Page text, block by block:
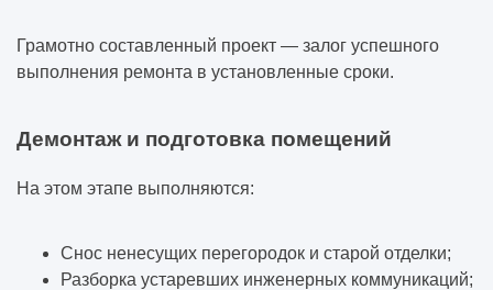
Грамотно составленный проект — залог успешного
выполнения ремонта в установленные сроки.
Демонтаж и подготовка помещений
На этом этапе выполняются:
Снос ненесущих перегородок и старой отделки;
Разборка устаревших инженерных коммуникаций;